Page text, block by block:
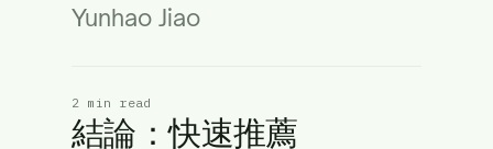
Yunhao Jiao
2 min read
結論：快速推薦